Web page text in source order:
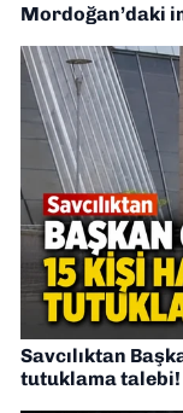
Mordoğan’daki
Savcılıktan
tutuklama talebi!